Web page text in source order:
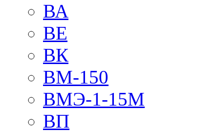
ВА
ВЕ
ВК
ВМ-150
ВМЭ-1-15М
ВП